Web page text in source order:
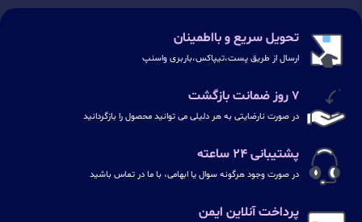
تحویل سریع و بااطمینان
ارسال از طریق پست،تیپاکس،باربری واسنپ
۷ روز ضمانت بازگشت
در صورت نارضایتی به هر دلیلی می توانید محصول را بازگردانید
پشتیبانی ۲۴ ساعته
در صورت وجود هرگونه سوال یا ابهامی، با ما در تماس باشید
پرداخت آنلاین ایمن